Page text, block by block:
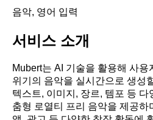
음악, 영어 입력
서비스 소개
Mubert는 AI 기술을 활용해 사
위기의 음악을 실시간으로 생성
텍스트, 이미지, 장르, 템포 등
춤형 로열티 프리 음악을 제공하